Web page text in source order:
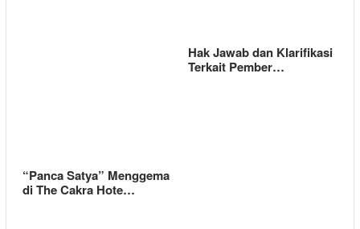
Hak Jawab dan Klarifikasi
Terkait Pember…
“Panca Satya” Menggema
di The Cakra Hote…